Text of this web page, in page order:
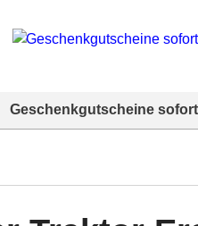
Geschenkgutscheine sofort